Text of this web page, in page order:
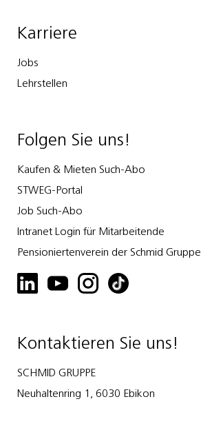
Karriere
Jobs
Lehrstellen
Folgen Sie uns!
Kaufen & Mieten Such-Abo
STWEG-Portal
Job Such-Abo
Intranet Login für Mitarbeitende
Pensioniertenverein der Schmid Gruppe
Kontaktieren Sie uns!
SCHMID GRUPPE
Neuhaltenring 1, 6030 Ebikon